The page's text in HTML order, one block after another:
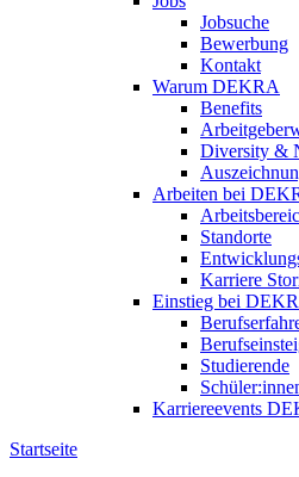
Jobsuche
Bewerbung
Kontakt
Warum DEKRA
Benefits
Diversity &
Arbeiten bei
Standorte
Karriere
Einstieg bei
Studierende
Karriereevents
Startseite